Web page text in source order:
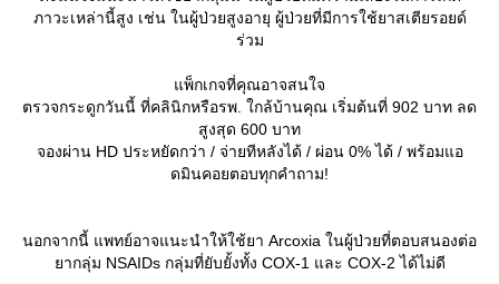
ภาวะเหล่านี้สูง เช่น ในผู้ป่วยสูงอายุ ผู้ป่วยที่มีการใช้ยาสเตียรอยด์
ร่วม
พ็กเกจที่คุณอาจสนใจ
ตรวจกระดูกวันนี้ ที่คลินิกหรือรพ. ใกล้บ้านคุณ เริ่มต้นที่ 902 บาท ลด
สูงสุด 600 บาท
จองผ่าน HD ประหยัดกว่า / จ่ายทีหลังได้ / ผ่อน 0% ได้ / พร้อมแอ
ดมินคอยตอบทุกคำถาม!
นอกจากนี้ แพทย์อาจแนะนำให้ใช้ยา Arcoxia ในผู้ป่วยที่ตอบสนองต่อ
ากลุ่ม NSAIDs กลุ่มที่ยับยั้งทั้ง COX-1 และ COX-2 ได้ไม่ดี